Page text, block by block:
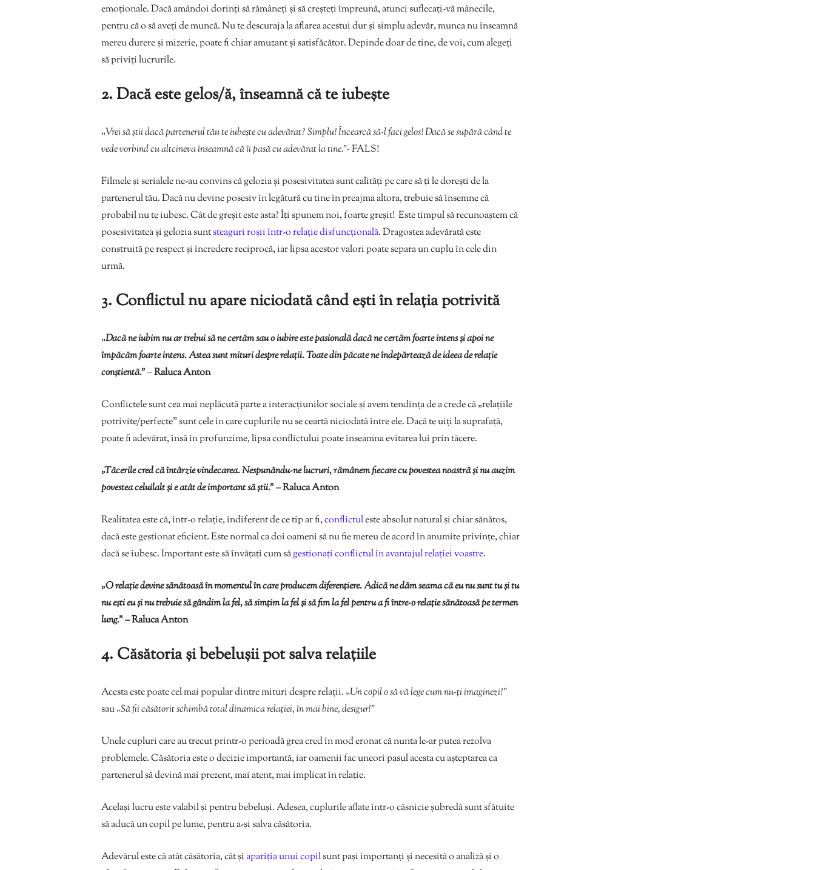
emoționale. Dacă amândoi dorinți să rămâneți și să creșteți împreună, atunci suflecați-vă mânecile,
pentru că o să aveți de muncă. Nu te descuraja la aflarea acestui dur și simplu adevăr, munca nu înseamnă
mereu durere și mizerie, poate fi chiar amuzant și satisfăcător. Depinde doar de tine, de voi, cum alegeți
să priviți lucrurile.
2. Dacă este gelos/ă, înseamnă că te iubește
„Vrei să știi dacă partenerul tău te iubește cu adevărat? Simplu! Încearcă să-l faci gelos! Dacă se supără când te
vede vorbind cu altcineva înseamnă că îi pasă cu adevărat la tine.”-FALS!
Filmele și serialele ne-au convins că gelozia și posesivitatea sunt calități pe care să ți le dorești de la
partenerul tău. Dacă nu devine posesiv în legătură cu tine în preajma altora, trebuie să însemne că
probabil nu te iubesc. Cât de greșit este asta? Îți spunem noi, foarte greșit! Este timpul să recunoaștem că
posesivitatea și gelozia suntsteaguri roșii într-o relație disfuncțională. Dragostea adevărată este
construită pe respect și încredere reciprocă, iar lipsa acestor valori poate separa un cuplu în cele din
urmă.
3. Conflictul nu apare niciodată când ești în relația potrivită
„Dacă ne iubim nu ar trebui să ne certăm sau o iubire este pasională dacă ne certăm foarte intens și apoi ne
împăcăm foarte intens. Astea sunt mituri despre relații. Toate din păcate ne îndepărtează de ideea de relație
conștientă.”–Raluca Anton
Conflictele sunt cea mai neplăcută parte a interacțiunilor sociale și avem tendința de a crede că „relațiile
potrivite/perfecte” sunt cele în care cuplurile nu se ceartă niciodată între ele. Dacă te uiți la suprafață,
poate fi adevărat, însă în profunzime, lipsa conflictului poate înseamna evitarea lui prin tăcere.
„Tăcerile cred că întârzie vindecarea. Nespunându-ne lucruri, rămânem fiecare cu povestea noastră și nu auzim
povestea celuilalt și e atât de important să știi.” –Raluca Anton
Realitatea este că, într-o relație, indiferent de ce tip ar fi,conflictuleste absolut natural și chiar sănătos,
dacă este gestionat eficient. Este normal ca doi oameni să nu fie mereu de acord în anumite privințe, chiar
dacă se iubesc. Important este să învățați cum săgestionați conflictul în avantajul relației voastre.
„O relație devine sănătoasă în momentul în care producem diferențiere. Adică ne dăm seama că eu nu sunt tu și tu
nu ești eu și nu trebuie să gândim la fel, să simțim la fel și să fim la fel pentru a fi între-o relație sănătoasă pe termen
lung.” –Raluca Anton
4. Căsătoria și bebelușii pot salva relațiile
Acesta este poate cel mai popular dintre mituri despre relații. „Un copil o să vă lege cum nu-ți imaginezi!”
sau„Să fii căsătorit schimbă total dinamica relației, în mai bine, desigur!”
Unele cupluri care au trecut printr-o perioadă grea cred în mod eronat că nunta le-ar putea rezolva
problemele. Căsătoria este o decizie importantă, iar oamenii fac uneori pasul acesta cu așteptarea ca
partenerul să devină mai prezent, mai atent, mai implicat în relație.
Același lucru este valabil și pentru bebeluși. Adesea, cuplurile aflate într-o căsnicie șubredă sunt sfătuite
să aducă un copil pe lume, pentru a-și salva căsătoria.
Adevărul este că atât căsătoria, cât șiapariția unui copilsunt pași importanți și necesită o analiză și o